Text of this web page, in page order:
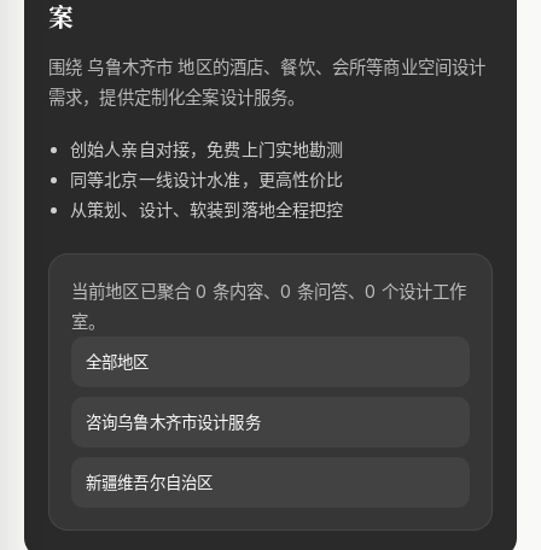
案
围绕 乌鲁木齐市 地区的酒店、餐饮、会所等商业空间设计
需求，提供定制化全案设计服务。
创始人亲自对接，免费上门实地勘测
同等北京一线设计水准，更高性价比
从策划、设计、软装到落地全程把控
当前地区已聚合 0 条内容、0 条问答、0 个设计工作
室。
全部地区
咨询乌鲁木齐市设计服务
新疆维吾尔自治区